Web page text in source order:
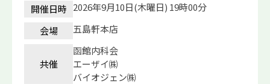
開催日時 2026年9月10日(木曜日) 19時00分
会場
五島軒本店
共催
函館内科会
エーザイ㈱
バイオジェン㈱